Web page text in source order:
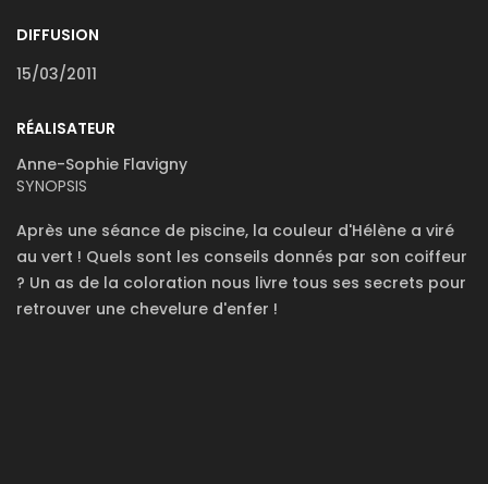
DIFFUSION
15/03/2011
RÉALISATEUR
Anne-Sophie Flavigny
SYNOPSIS
Après une séance de piscine, la couleur d'Hélène a viré
au vert ! Quels sont les conseils donnés par son coiffeur
? Un as de la coloration nous livre tous ses secrets pour
retrouver une chevelure d'enfer !